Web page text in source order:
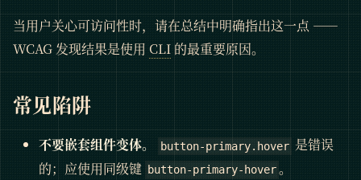
当用户关心可访问性时，请在总结中明确指出这一点 ——
WCAG 发现结果是使用 CLI 的最重要原因。
常见陷阱
不要嵌套组件变体。 button-primary.hover 是错误
的；应使用同级键 button-primary-hover 。